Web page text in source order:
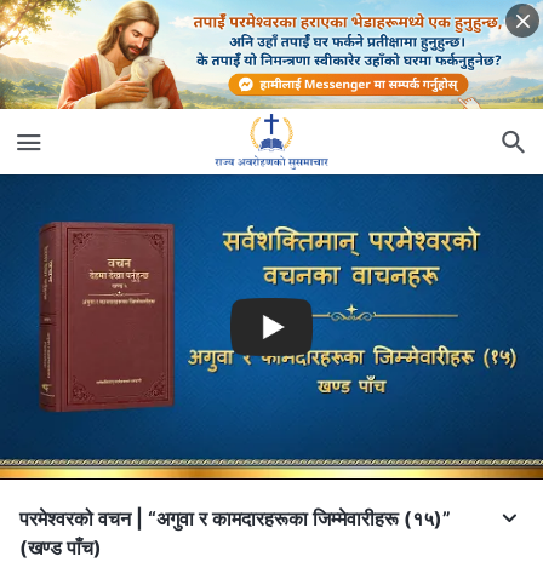
परमेश्‍वरको वचन | “अगुवा र कामदारहरूका जिम्‍मेवारीहरू (१५)”
(खण्ड पाँच)